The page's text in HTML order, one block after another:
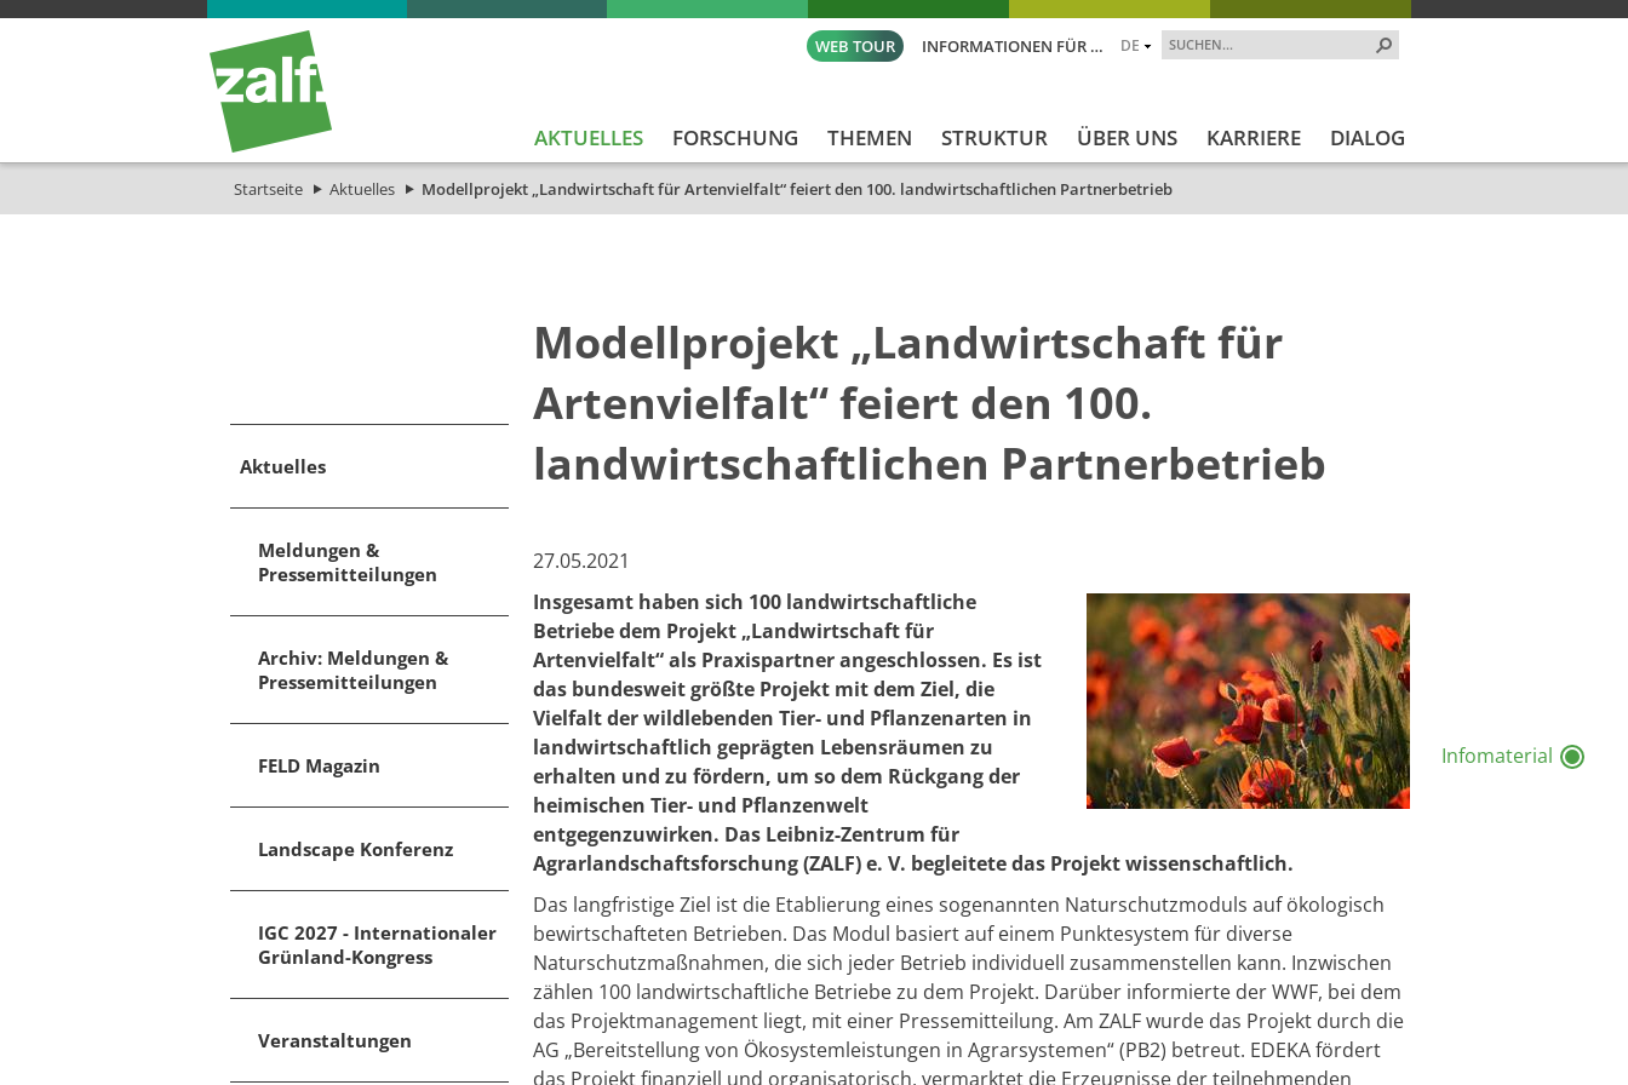
DE
INFORMATIONEN FÜR …
WEB TOUR
AKTUELLES FORSCHUNG THEMEN STRUKTUR ÜBER UNS KARRIERE DIALOG
Startseite Aktuelles Modellprojekt „Landwirtschaft für Artenvielfalt“ feiert den 100. landwirtschaftlichen Partnerbetrieb
Aktuelles
Meldungen &
Pressemitteilungen
Archiv: Meldungen &
Pressemitteilungen
FELD Magazin
Landscape Konferenz
IGC 2027 - Internationaler
Grünland-Kongress
Veranstaltungen
Modellprojekt „Landwirtschaft für
Artenvielfalt“ feiert den 100.
landwirtschaftlichen Partnerbetrieb
27.05.2021
Insgesamt haben sich 100 landwirtschaftliche
Betriebe dem Projekt „Landwirtschaft für
Artenvielfalt“ als Praxispartner angeschlossen. Es ist
das bundesweit größte Projekt mit dem Ziel, die
Vielfalt der wildlebenden Tier- und Pflanzenarten in
landwirtschaftlich geprägten Lebensräumen zu
erhalten und zu fördern, um so dem Rückgang der
heimischen Tier- und Pflanzenwelt
entgegenzuwirken. Das Leibniz-Zentrum für
Agrarlandschaftsforschung (ZALF) e. V. begleitete das Projekt wissenschaftlich.
Das langfristige Ziel ist die Etablierung eines sogenannten Naturschutzmoduls auf ökologisch
bewirtschafteten Betrieben. Das Modul basiert auf einem Punktesystem für diverse
Naturschutzmaßnahmen, die sich jeder Betrieb individuell zusammenstellen kann. Inzwischen
zählen 100 landwirtschaftliche Betriebe zu dem Projekt. Darüber informierte der WWF, bei dem
das Projektmanagement liegt, mit einer Pressemitteilung. Am ZALF wurde das Projekt durch die
AG „Bereitstellung von Ökosystemleistungen in Agrarsystemen“ (PB2) betreut. EDEKA fördert
das Projekt finanziell und organisatorisch, vermarktet die Erzeugnisse der teilnehmenden
Infomaterial